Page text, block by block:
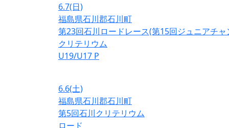
6.7(日)
福島県石川郡石川町
第23回石川ロードレース(第15回ジュニアチャ
クリテリウム
U19/U17 P
6.6(土)
福島県石川郡石川町
第5回石川クリテリウム
ロード